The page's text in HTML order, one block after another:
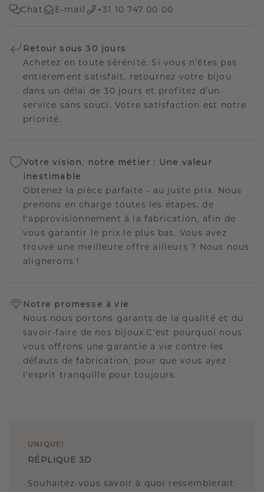
Chat E-mail +31 10 747 00 00
Retour sous 30 jours
Achetez en toute sérénité. Si vous n’êtes pas
entièrement satisfait, retournez votre bijou
dans un délai de 30 jours et profitez d’un
service sans souci. Votre satisfaction est notre
priorité.
Votre vision, notre métier : Une valeur
inestimable
Obtenez la pièce parfaite - au juste prix. Nous
prenons en charge toutes les étapes, de
l'approvisionnement à la fabrication, afin de
vous garantir le prix le plus bas. Vous avez
trouvé une meilleure offre ailleurs ? Nous nous
alignerons !
Notre promesse à vie
Nous nous portons garants de la qualité et du
savoir-faire de nos bijoux.C'est pourquoi nous
vous offrons une garantie à vie contre les
défauts de fabrication, pour que vous ayez
l'esprit tranquille pour toujours.
UNIQUE !
RÉPLIQUE 3D
Souhaitez-vous savoir à quoi ressemblerait